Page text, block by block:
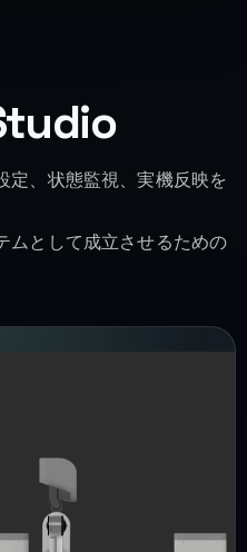
定、状態監視、実機反映を
ムとして成立させるための